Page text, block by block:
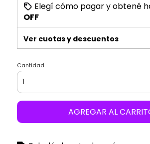
Elegí cómo pagar y obtené
OFF
Ver cuotas y descuentos
Cantidad
AGREGAR AL